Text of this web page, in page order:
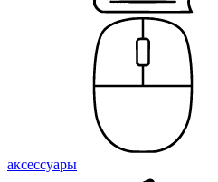
аксессуары